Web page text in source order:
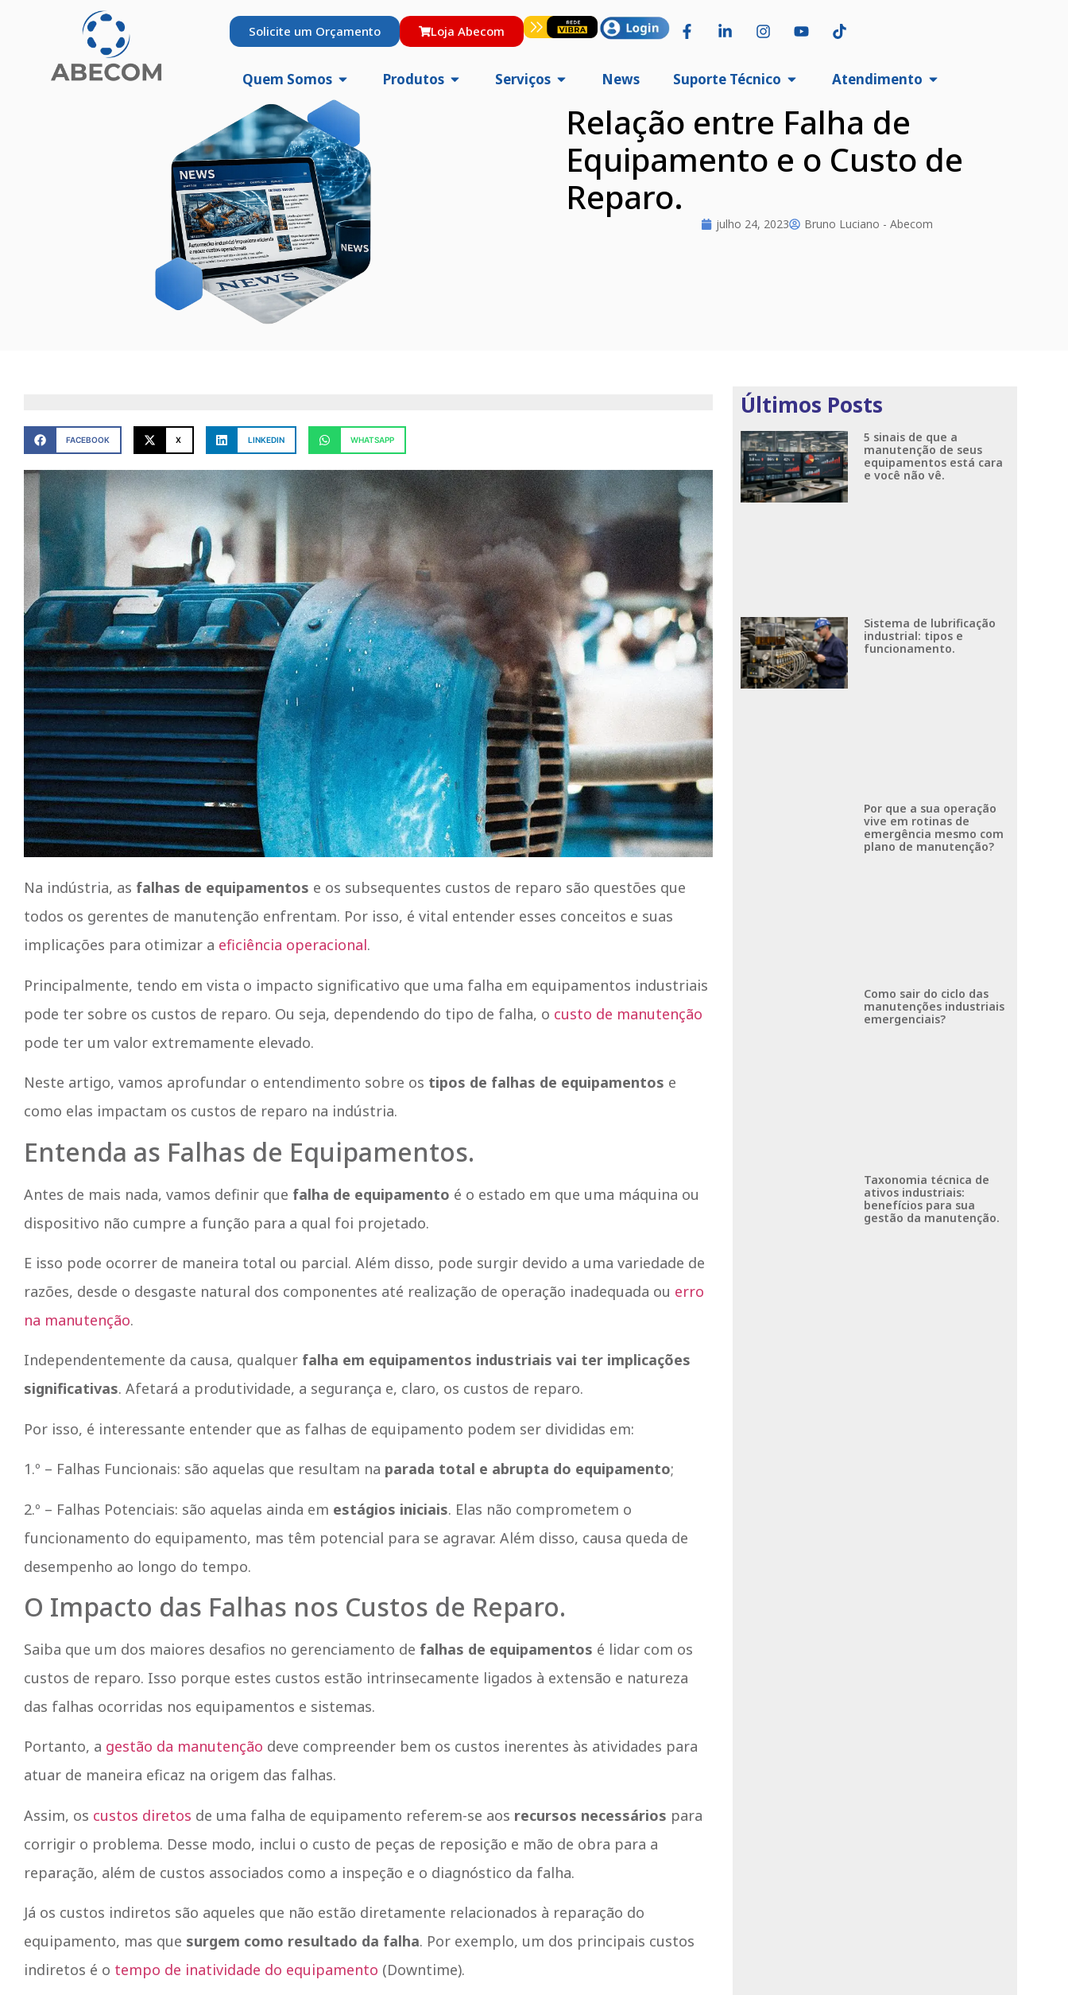
Solicite um Orçamento Loja Abecom
Quem Somos Produtos Serviços News Suporte Técnico Atendimento
Relação entre Falha de
Equipamento e o Custo de
Reparo.
julho 24, 2023 Bruno Luciano - Abecom
FACEBOOK X LINKEDIN WHATSAPP
Na indústria, as falhas de equipamentos e os subsequentes custos de reparo são questões que
todos os gerentes de manutenção enfrentam. Por isso, é vital entender esses conceitos e suas
implicações para otimizar a eficiência operacional.
Principalmente, tendo em vista o impacto significativo que uma falha em equipamentos industriais
pode ter sobre os custos de reparo. Ou seja, dependendo do tipo de falha, o custo de manutenção
pode ter um valor extremamente elevado.
Neste artigo, vamos aprofundar o entendimento sobre os tipos de falhas de equipamentos e
como elas impactam os custos de reparo na indústria.
Entenda as Falhas de Equipamentos.
Antes de mais nada, vamos definir que falha de equipamento é o estado em que uma máquina ou
dispositivo não cumpre a função para a qual foi projetado.
E isso pode ocorrer de maneira total ou parcial. Além disso, pode surgir devido a uma variedade de
razões, desde o desgaste natural dos componentes até realização de operação inadequada ou erro
na manutenção.
Independentemente da causa, qualquer falha em equipamentos industriais vai ter implicações
significativas. Afetará a produtividade, a segurança e, claro, os custos de reparo.
Por isso, é interessante entender que as falhas de equipamento podem ser divididas em:
1.º – Falhas Funcionais: são aquelas que resultam na parada total e abrupta do equipamento;
2.º – Falhas Potenciais: são aquelas ainda em estágios iniciais. Elas não comprometem o
funcionamento do equipamento, mas têm potencial para se agravar. Além disso, causa queda de
desempenho ao longo do tempo.
O Impacto das Falhas nos Custos de Reparo.
Saiba que um dos maiores desafios no gerenciamento de falhas de equipamentos é lidar com os
custos de reparo. Isso porque estes custos estão intrinsecamente ligados à extensão e natureza
das falhas ocorridas nos equipamentos e sistemas.
Portanto, a gestão da manutenção deve compreender bem os custos inerentes às atividades para
atuar de maneira eficaz na origem das falhas.
Assim, os custos diretos de uma falha de equipamento referem-se aos recursos necessários para
corrigir o problema. Desse modo, inclui o custo de peças de reposição e mão de obra para a
reparação, além de custos associados como a inspeção e o diagnóstico da falha.
Já os custos indiretos são aqueles que não estão diretamente relacionados à reparação do
equipamento, mas que surgem como resultado da falha. Por exemplo, um dos principais custos
indiretos é o tempo de inatividade do equipamento (Downtime).
Últimos Posts
5 sinais de que a
manutenção de seus
equipamentos está cara
e você não vê.
Sistema de lubrificação
industrial: tipos e
funcionamento.
Por que a sua operação
vive em rotinas de
emergência mesmo com
plano de manutenção?
Como sair do ciclo das
manutenções industriais
emergenciais?
Taxonomia técnica de
ativos industriais:
benefícios para sua
gestão da manutenção.